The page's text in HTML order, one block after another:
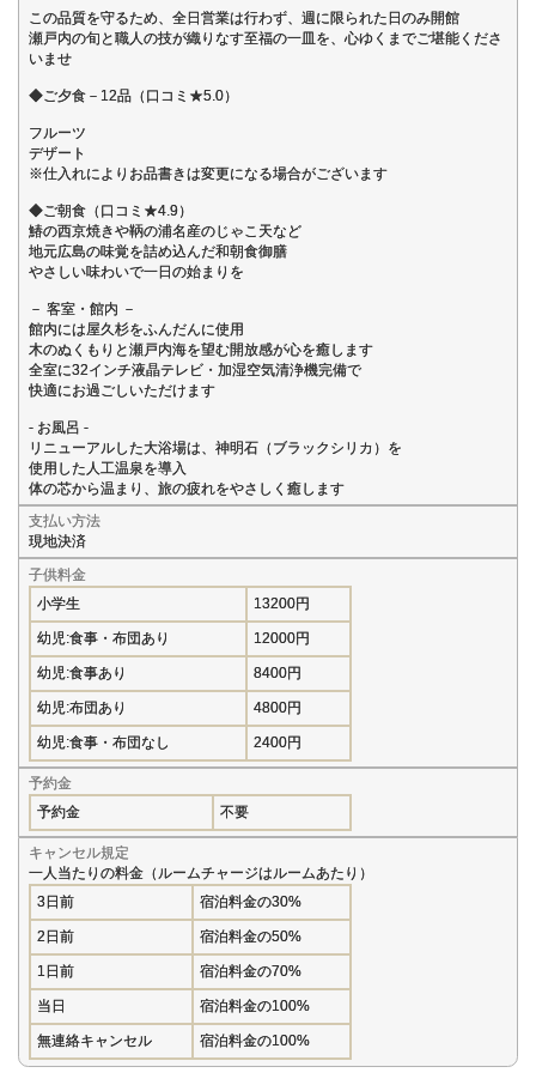
この品質を守るため、全日営業は行わず、週に限られた日のみ開館
瀬戸内の旬と職人の技が織りなす至福の一皿を、心ゆくまでご堪能くださ
いませ
◆ご夕食－12品（口コミ★5.0）
フルーツ
デザート
※仕入れによりお品書きは変更になる場合がございます
◆ご朝食（口コミ★4.9）
鰆の西京焼きや鞆の浦名産のじゃこ天など
地元広島の味覚を詰め込んだ和朝食御膳
やさしい味わいで一日の始まりを
－ 客室・館内 －
館内には屋久杉をふんだんに使用
木のぬくもりと瀬戸内海を望む開放感が心を癒します
全室に32インチ液晶テレビ・加湿空気清浄機完備で
快適にお過ごしいただけます
- お風呂 -
リニューアルした大浴場は、神明石（ブラックシリカ）を
使用した人工温泉を導入
体の芯から温まり、旅の疲れをやさしく癒します
支払い方法
現地決済
子供料金
小学生
13200円
幼児:食事・布団あり 12000円
幼児:食事あり 8400円
幼児:布団あり 4800円
幼児:食事・布団なし 2400円
予約金
予約金
不要
キャンセル規定
一人当たりの料金（ルームチャージはルームあたり）
3日前
宿泊料金の30%
2日前 宿泊料金の50%
1日前 宿泊料金の70%
当日 宿泊料金の100%
無連絡キャンセル 宿泊料金の100%